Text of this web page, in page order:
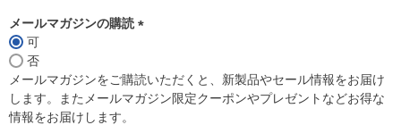
メールマガジンの購読
須
)
可
否
メールマガジンをご購読いただくと、新製品やセール情報をお届け
します。またメールマガジン限定クーポンやプレゼントなどお得な
情報をお届けします。